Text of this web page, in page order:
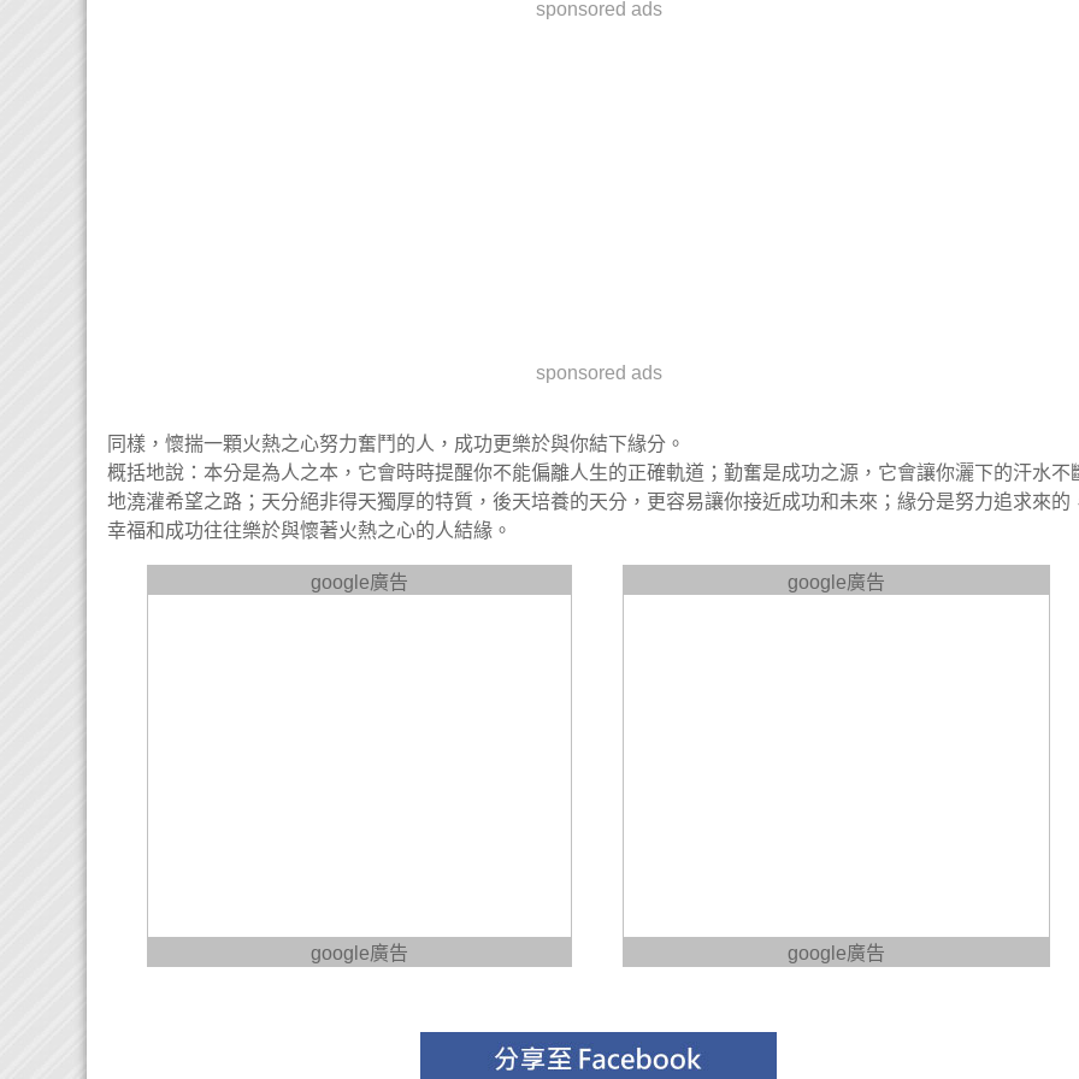
sponsored ads
sponsored ads
同樣，懷揣一顆火熱之心努力奮鬥的人，成功更樂於與你結下緣分。
概括地說：本分是為人之本，它會時時提醒你不能偏離人生的正確軌道；勤奮是成功之源，它會讓你灑下的汗水不
地澆灌希望之路；天分絕非得天獨厚的特質，後天培養的天分，更容易讓你接近成功和未來；緣分是努力追求來的
幸福和成功往往樂於與懷著火熱之心的人結緣。
google廣告
google廣告
google廣告
google廣告